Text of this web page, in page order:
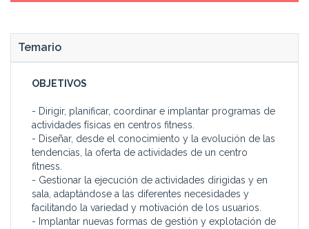
Temario
OBJETIVOS
- Dirigir, planificar, coordinar e implantar programas de
actividades físicas en centros fitness.
- Diseñar, desde el conocimiento y la evolución de las
tendencias, la oferta de actividades de un centro
fitness.
- Gestionar la ejecución de actividades dirigidas y en
sala, adaptándose a las diferentes necesidades y
facilitando la variedad y motivación de los usuarios.
- Implantar nuevas formas de gestión y explotación de